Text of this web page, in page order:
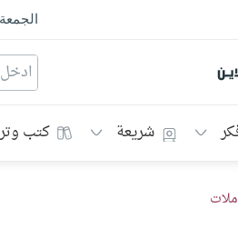
شريعة كتب